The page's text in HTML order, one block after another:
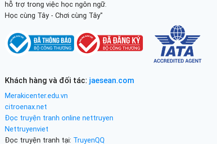
hỗ trợ trong việc học ngôn ngữ.
Học cùng Tây - Chơi cùng Tây"
Khách hàng và đối tác: jaesean.com
Merakicenter.edu.vn
citroenax.net
Đọc truyện tranh online nettruyen
Nettruyenviet
Đọc truyện tranh tại: TruyenQQ